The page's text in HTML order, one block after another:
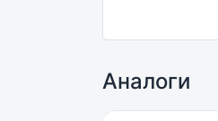
Аналоги